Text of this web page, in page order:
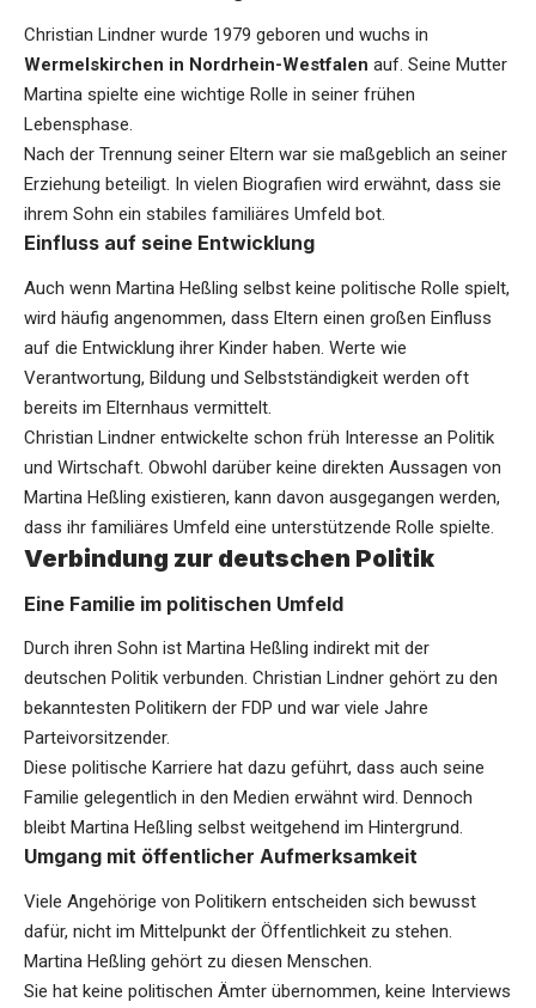
Christian Lindner wurde 1979 geboren und wuchs in
Wermelskirchen in Nordrhein-Westfalen auf. Seine Mutter
Martina spielte eine wichtige Rolle in seiner frühen
Lebensphase.
Nach der Trennung seiner Eltern war sie maßgeblich an seiner
Erziehung beteiligt. In vielen Biografien wird erwähnt, dass sie
ihrem Sohn ein stabiles familiäres Umfeld bot.
Einfluss auf seine Entwicklung
Auch wenn Martina Heßling selbst keine politische Rolle spielt,
wird häufig angenommen, dass Eltern einen großen Einfluss
auf die Entwicklung ihrer Kinder haben. Werte wie
Verantwortung, Bildung und Selbstständigkeit werden oft
bereits im Elternhaus vermittelt.
Christian Lindner entwickelte schon früh Interesse an Politik
und Wirtschaft. Obwohl darüber keine direkten Aussagen von
Martina Heßling existieren, kann davon ausgegangen werden,
dass ihr familiäres Umfeld eine unterstützende Rolle spielte.
Verbindung zur deutschen Politik
Eine Familie im politischen Umfeld
Durch ihren Sohn ist Martina Heßling indirekt mit der
deutschen Politik verbunden. Christian Lindner gehört zu den
bekanntesten Politikern der FDP und war viele Jahre
Parteivorsitzender.
Diese politische Karriere hat dazu geführt, dass auch seine
Familie gelegentlich in den Medien erwähnt wird. Dennoch
bleibt Martina Heßling selbst weitgehend im Hintergrund.
Umgang mit öffentlicher Aufmerksamkeit
Viele Angehörige von Politikern entscheiden sich bewusst
dafür, nicht im Mittelpunkt der Öffentlichkeit zu stehen.
Martina Heßling gehört zu diesen Menschen.
Sie hat keine politischen Ämter übernommen, keine Interviews